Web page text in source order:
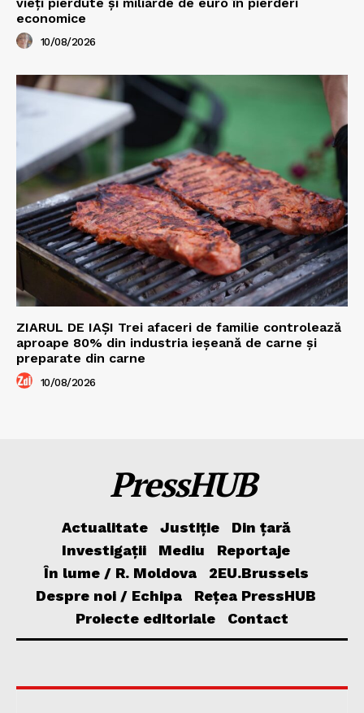
economice
10/08/2026
ZIARUL DE IAȘI Trei afaceri de familie controlează
aproape 80% din industria ieșeană de carne și
preparate din carne
10/08/2026
PressHUB
Actualitate Justiție
Din țară
Investigații
Mediu
Reportaje
În lume / R. Moldova
2EU.Brussels
Despre noi / Echipa
Rețea PressHUB
Proiecte editoriale
Contact